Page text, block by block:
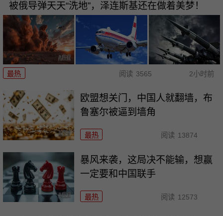
被俄导弹天天“洗地”，泽连斯基还在做着美梦！
最热 阅读 3565 2小时前
欧盟想关门，中国人就翻墙，布
鲁塞尔被逼到墙角
最热 阅读 13874
暴风来袭，这局决不能输，想赢
一定要和中国联手
最热 阅读 12573